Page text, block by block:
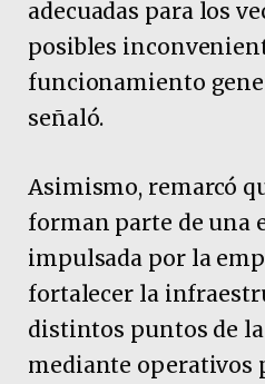
adecuadas para los
posibles
funcionamiento
señaló.
Asimismo, remarcó
forman parte de una
impulsada por la
fortalecer la
distintos puntos de
mediante operativos